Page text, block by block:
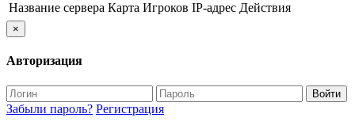
Название сервера Карта Игроков IP-адрес Действия
×
Авторизация
Войти
Забыли пароль? Регистрация